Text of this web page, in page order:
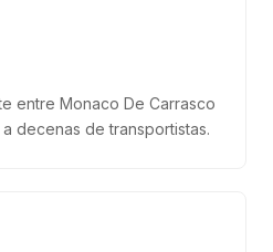
entre Monaco De Carrasco
decenas de transportistas.